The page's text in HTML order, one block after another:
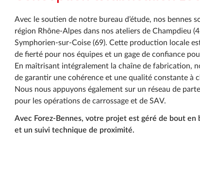
Avec le soutien de notre bureau d’étude, nos bennes
région Rhône-Alpes dans nos ateliers de Champdieu
Symphorien-sur-Coise (69). Cette production locale
de fierté pour nos équipes et un gage de confiance
En maîtrisant intégralement la chaîne de fabrication,
de garantir une cohérence et une qualité constante à
Nous nous appuyons également sur un réseau de
pour les opérations de carrossage et de SAV.
Avec Forez-Bennes, votre projet est géré de bout en
et un suivi technique de proximité.